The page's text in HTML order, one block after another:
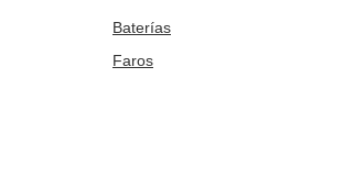
Baterías
Faros